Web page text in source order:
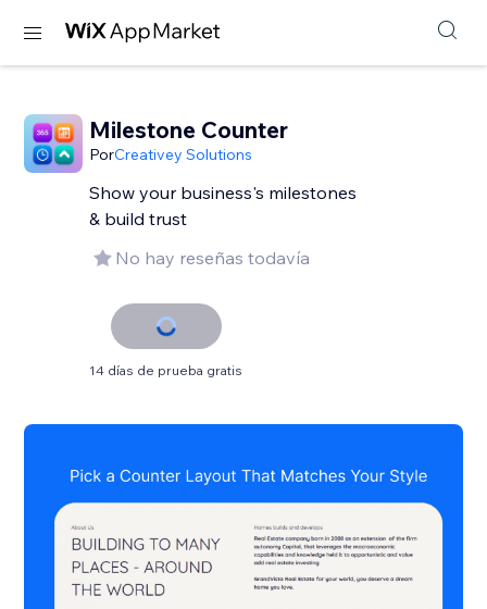
Milestone Counter
PorCreativey Solutions
Show your business's milestones
& build trust
No hay reseñas todavía
14 días de prueba gratis